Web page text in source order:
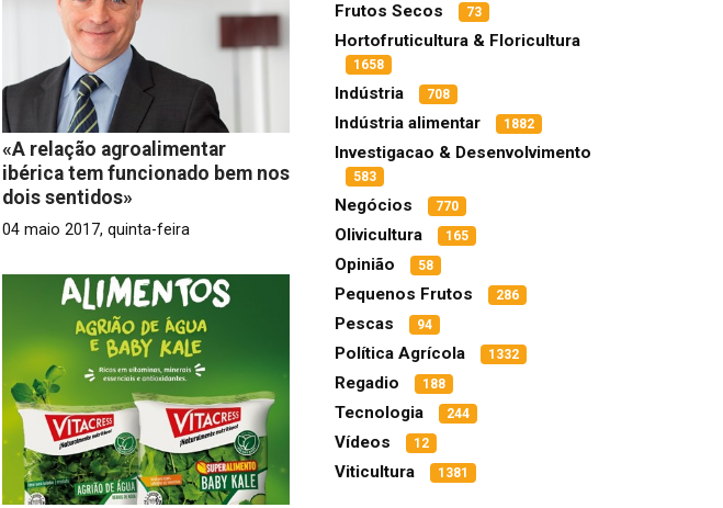
«A relação agroalimentar
ibérica tem funcionado bem nos
dois sentidos»
04 maio 2017, quinta-feira
Frutos Secos 73
Hortofruticultura & Floricultura
1658
Indústria 708
Indústria alimentar 1882
Investigacao & Desenvolvimento
583
Negócios 770
Olivicultura 165
Opinião 58
Pequenos Frutos 286
Pescas 94
Política Agrícola 1332
Regadio 188
Tecnologia 244
Vídeos 12
Viticultura 1381